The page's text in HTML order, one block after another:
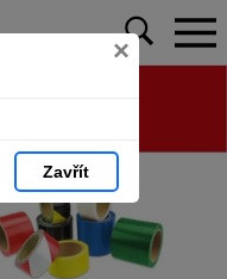
×
Zavřít